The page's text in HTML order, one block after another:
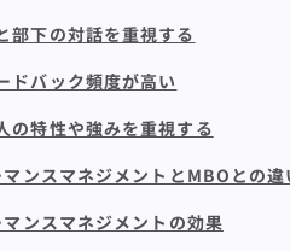
部下の対話を重視する
ドバック頻度が高い
の特性や強みを重視する
ンスマネジメントとMBOとの違
ンスマネジメントの効果